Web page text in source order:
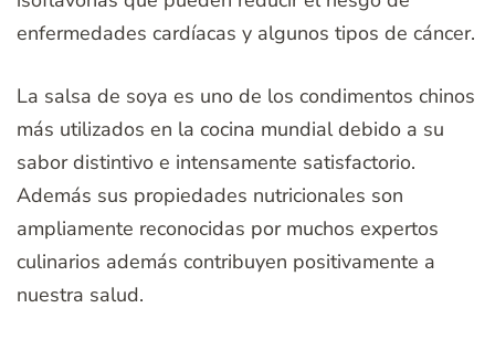
enfermedades cardíacas y algunos tipos de cáncer.
La salsa de soya es uno de los condimentos chinos
más utilizados en la cocina mundial debido a su
sabor distintivo e intensamente satisfactorio.
Además sus propiedades nutricionales son
ampliamente reconocidas por muchos expertos
culinarios además contribuyen positivamente a
nuestra salud.